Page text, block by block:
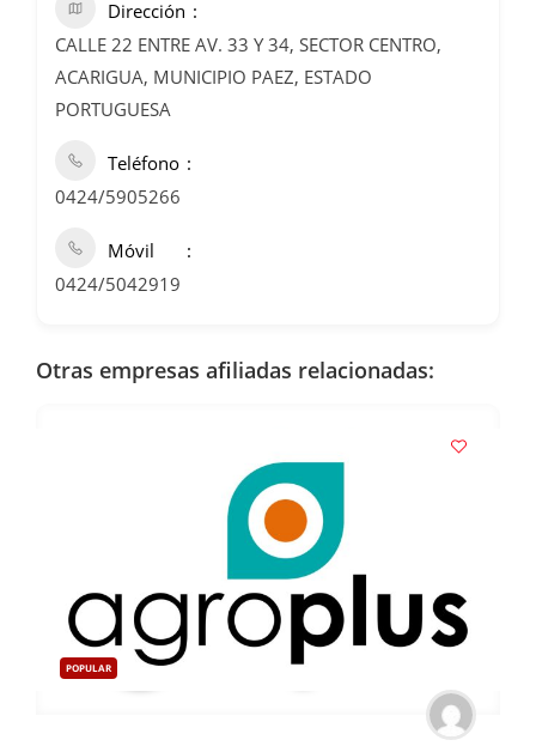
Dirección
CALLE 22 ENTRE AV. 33 Y 34, SECTOR CENTRO,
ACARIGUA, MUNICIPIO PAEZ, ESTADO
PORTUGUESA
Teléfono
0424/5905266
Móvil
0424/5042919
Otras empresas afiliadas relacionadas:
POPULAR